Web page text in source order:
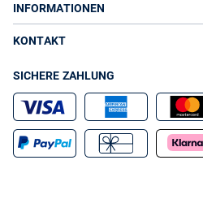
INFORMATIONEN
KONTAKT
SICHERE ZAHLUNG